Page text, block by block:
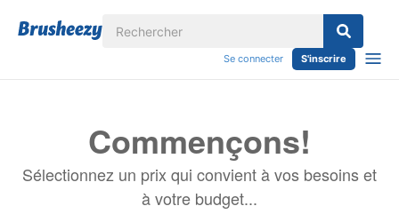
Se connecter S'inscrire
Commençons!
Sélectionnez un prix qui convient à vos besoins et
à votre budget...